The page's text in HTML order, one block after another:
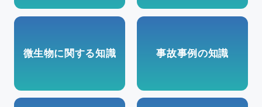
微生物に関する知識 事故事例の知識